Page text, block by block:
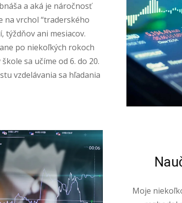
a aká je náročnosť
na vrchol “traderského
týždňov ani mesiacov.
po niekoľkých rokoch
sa učíme od 6. do 20.
vzdelávania sa hľadania
Moje